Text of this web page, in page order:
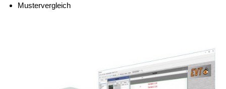
Mustervergleich